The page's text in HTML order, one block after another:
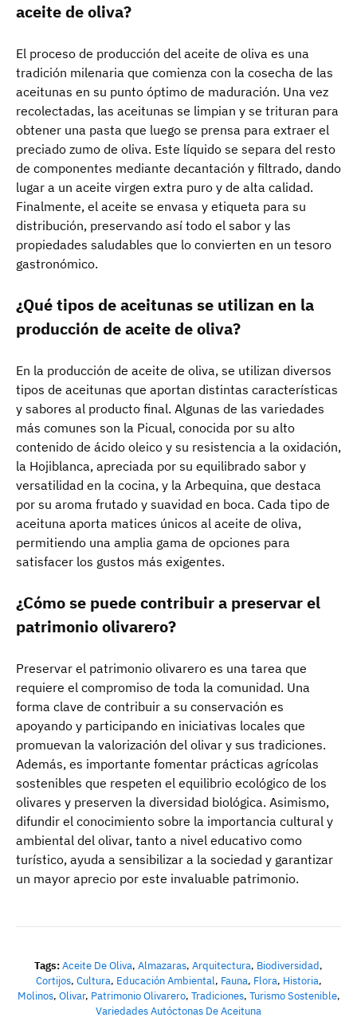
aceite de oliva?
El proceso de producción del aceite de oliva es una
tradición milenaria que comienza con la cosecha de las
aceitunas en su punto óptimo de maduración. Una vez
recolectadas, las aceitunas se limpian y se trituran para
obtener una pasta que luego se prensa para extraer el
preciado zumo de oliva. Este líquido se separa del resto
de componentes mediante decantación y filtrado, dando
lugar a un aceite virgen extra puro y de alta calidad.
Finalmente, el aceite se envasa y etiqueta para su
distribución, preservando así todo el sabor y las
propiedades saludables que lo convierten en un tesoro
gastronómico.
¿Qué tipos de aceitunas se utilizan en la
producción de aceite de oliva?
En la producción de aceite de oliva, se utilizan diversos
tipos de aceitunas que aportan distintas características
y sabores al producto final. Algunas de las variedades
más comunes son la Picual, conocida por su alto
contenido de ácido oleico y su resistencia a la oxidación,
la Hojiblanca, apreciada por su equilibrado sabor y
versatilidad en la cocina, y la Arbequina, que destaca
por su aroma frutado y suavidad en boca. Cada tipo de
aceituna aporta matices únicos al aceite de oliva,
permitiendo una amplia gama de opciones para
satisfacer los gustos más exigentes.
¿Cómo se puede contribuir a preservar el
patrimonio olivarero?
Preservar el patrimonio olivarero es una tarea que
requiere el compromiso de toda la comunidad. Una
forma clave de contribuir a su conservación es
apoyando y participando en iniciativas locales que
promuevan la valorización del olivar y sus tradiciones.
Además, es importante fomentar prácticas agrícolas
sostenibles que respeten el equilibrio ecológico de los
olivares y preserven la diversidad biológica. Asimismo,
difundir el conocimiento sobre la importancia cultural y
ambiental del olivar, tanto a nivel educativo como
turístico, ayuda a sensibilizar a la sociedad y garantizar
un mayor aprecio por este invaluable patrimonio.
Tags:Aceite De Oliva, Almazaras, Arquitectura, Biodiversidad,
Cortijos, Cultura, Educación Ambiental, Fauna, Flora, Historia,
Molinos, Olivar, Patrimonio Olivarero, Tradiciones, Turismo Sostenible,
Variedades Autóctonas De Aceituna